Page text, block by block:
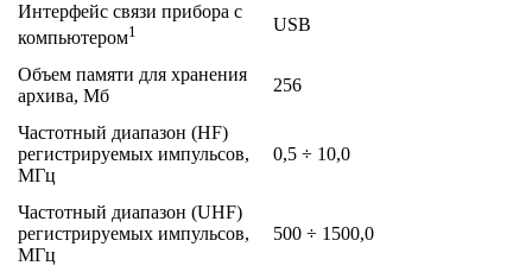
Интерфейс связи прибора с
компьютером1 USB
Объем памяти для хранения
архива, Мб
256
Частотный диапазон (HF)
регистрируемых импульсов,
МГц
0,5 ÷ 10,0
Частотный диапазон (UHF)
регистрируемых импульсов,
МГц
500 ÷ 1500,0